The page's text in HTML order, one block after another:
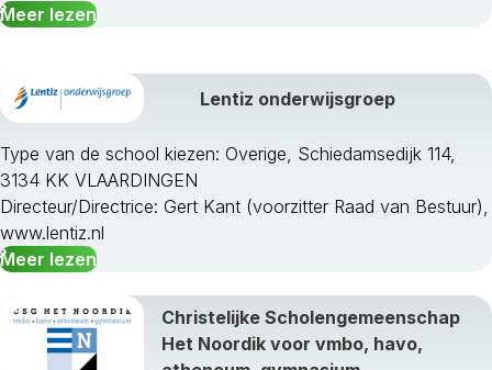
Meer lezen
Lentiz onderwijsgroep
Type van de school kiezen: Overige, Schiedamsedijk 114,
3134 KK VLAARDINGEN
Directeur/Directrice: Gert Kant (voorzitter Raad van Bestuur),
www.lentiz.nl
Meer lezen
Christelijke Scholengemeenschap
Het Noordik voor vmbo, havo,